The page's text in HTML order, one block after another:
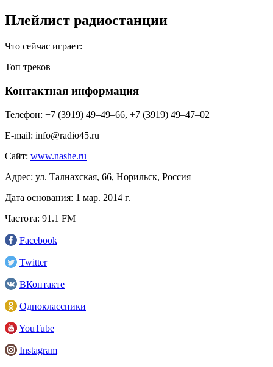
Плейлист радиостанции
Что сейчас играет:
Топ треков
Контактная информация
Телефон: +7 (3919) 49–49–66, +7 (3919) 49–47–02
E-mail: info@radio45.ru
Сайт: www.nashe.ru
Адрес: ул. Талнахская, 66, Норильск, Россия
Дата основания: 1 мар. 2014 г.
Частота: 91.1 FM
Facebook
Twitter
ВКонтакте
Одноклассники
YouTube
Instagram